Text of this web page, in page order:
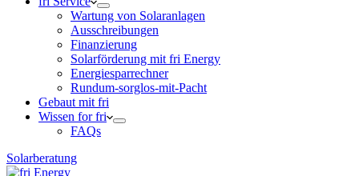
Wartung von Solaranlagen
Ausschreibungen
Finanzierung
Solarförderung mit fri Energy
Energiesparrechner
Rundum-sorglos-mit-Pacht
Gebaut mit fri
Wissen for fri
FAQs
Solarberatung